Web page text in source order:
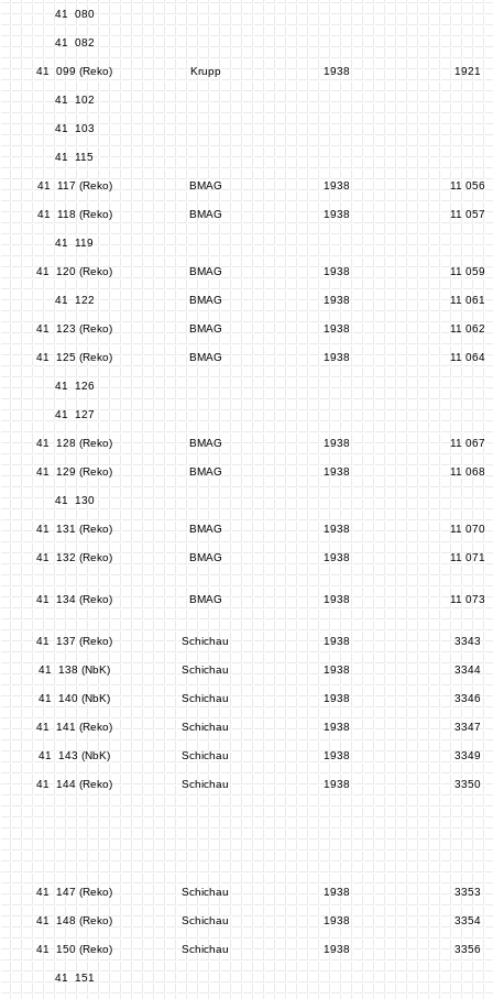
41 080
41 082
41 099 (Reko) Krupp 1938 1921
41 102
41 103
41 115
41 117 (Reko) BMAG 1938 11 056
41 118 (Reko) BMAG 1938 11 057
41 119
41 120 (Reko) BMAG 1938 11 059
41 122 BMAG 1938 11 061
41 123 (Reko) BMAG 1938 11 062
41 125 (Reko) BMAG 1938 11 064
41 126
41 127
41 128 (Reko) BMAG 1938 11 067
41 129 (Reko) BMAG 1938 11 068
41 130
41 131 (Reko) BMAG 1938 11 070
41 132 (Reko) BMAG 1938 11 071
41 134 (Reko) BMAG 1938 11 073
41 137 (Reko) Schichau 1938 3343
41 138 (NbK) Schichau 1938 3344
41 140 (NbK) Schichau 1938 3346
41 141 (Reko) Schichau 1938 3347
41 143 (NbK) Schichau 1938 3349
41 144 (Reko) Schichau 1938 3350
41 147 (Reko) Schichau 1938 3353
41 148 (Reko) Schichau 1938 3354
41 150 (Reko) Schichau 1938 3356
41 151